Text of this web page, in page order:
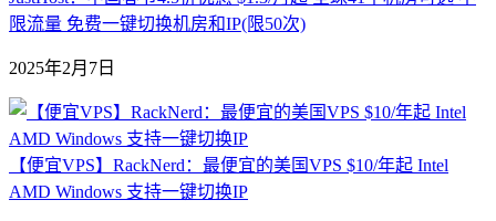
限流量 免费一键切换机房和IP(限50次)
2025年2月7日
【便宜VPS】RackNerd：最便宜的美国VPS $10/年起 Intel
AMD Windows 支持一键切换IP